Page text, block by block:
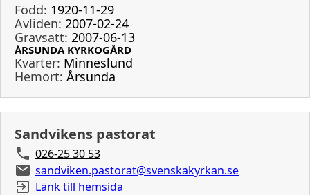
Född: 1920-11-29
Avliden: 2007-02-24
Gravsatt: 2007-06-13
ÅRSUNDA KYRKOGÅRD
Kvarter: Minneslund
Hemort: Årsunda
Sandvikens pastorat
026-25 30 53
sandviken.pastorat@svenskakyrkan.se
Länk till hemsida